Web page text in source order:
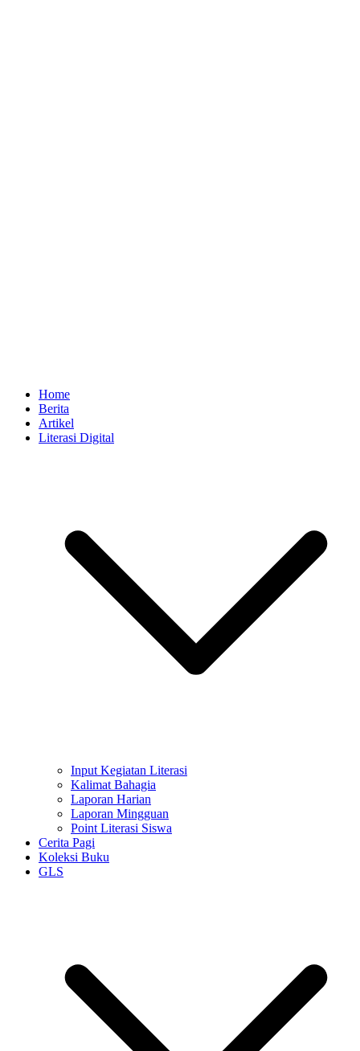
Home
Berita
Artikel
Literasi Digital
Input Kegiatan Literasi
Kalimat Bahagia
Laporan Harian
Laporan Mingguan
Point Literasi Siswa
Cerita Pagi
Koleksi Buku
GLS